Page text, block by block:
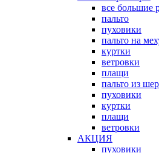
все большие
пальто
пуховики
пальто на
куртки
ветровки
плащи
пальто из
пуховики
куртки
плащи
ветровки
АКЦИЯ
пуховики